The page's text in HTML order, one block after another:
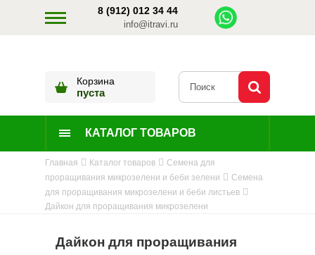
8 (912) 012 34 44
info@itravi.ru
Корзина
пуста
КАТАЛОГ ТОВАРОВ
Главная Каталог товаров
Семена для
проращивания микрозелени и беби зелени
Семена
для проращивания микрозелени и беби листьев
Дайкон для проращивания микрозелени
Дайкон для проращивания